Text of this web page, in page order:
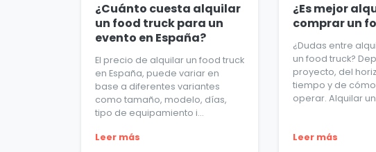
¿Cuánto cuesta alquilar
un food truck para un
evento en España?
El precio de alquilar un food truck
en España, puede variar en
base a diferentes variantes
como tamaño, modelo, días,
tipo de equipamiento i...
Leer más
¿Es mejor
comprar un
¿Dudas entre
un food truck?
proyecto, del
tiempo y de
operar. Alquilar
Leer más